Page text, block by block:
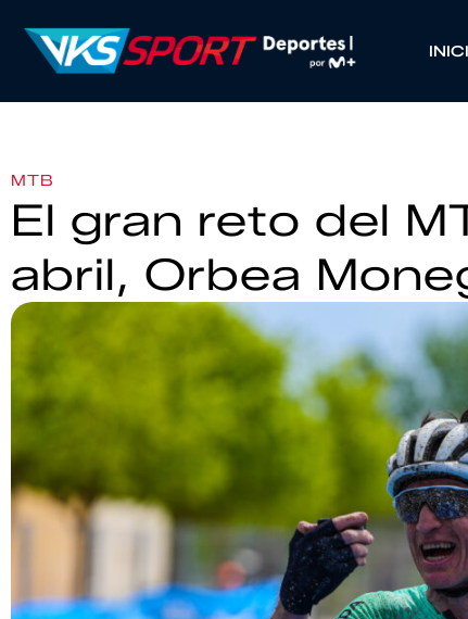
MTB
El gran reto del
abril, Orbea